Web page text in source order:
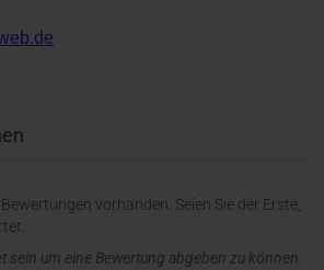
vorhanden. Seien Sie der Erste,
sein um eine Bewertung abgeben zu können.